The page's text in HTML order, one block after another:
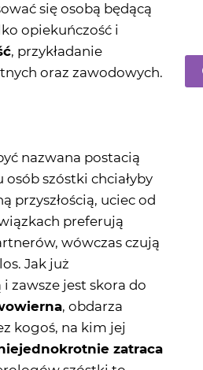
się osobą będącą
opiekuńczość i
, przykładanie
oraz zawodowych.
nazwana postacią
szóstki chciałyby
przyszłością, uciec od
preferują
wówczas czują
Jak już
zawsze jest skora do
, obdarza
kogoś, na kim jej
zatraca